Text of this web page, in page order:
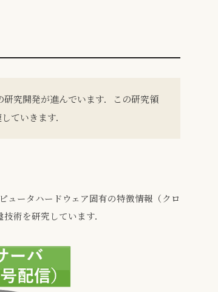
究開発が進んでいます．この研究領
ていきます．
ータハードウェア固有の特徴情報（クロ
術を研究しています．